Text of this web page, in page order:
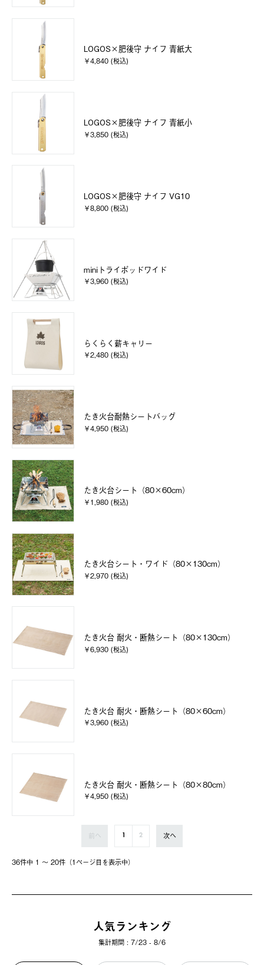
LOGOS×肥後守 ナイフ 青紙大
￥4,840 (税込)
LOGOS×肥後守 ナイフ 青紙小
￥3,850 (税込)
LOGOS×肥後守 ナイフ VG10
￥8,800 (税込)
miniトライポッドワイド
￥3,960 (税込)
らくらく薪キャリー
￥2,480 (税込)
たき火台耐熱シートバッグ
￥4,950 (税込)
たき火台シート（80×60cm）
￥1,980 (税込)
たき火台シート・ワイド（80×130cm）
￥2,970 (税込)
たき火台 耐火・断熱シート（80×130cm）
￥6,930 (税込)
たき火台 耐火・断熱シート（80×60cm）
￥3,960 (税込)
たき火台 耐火・断熱シート（80×80cm）
￥4,950 (税込)
36件中 1 〜 20件（1ページ⽬を表⽰中）
前へ 1 2 次へ
人気ランキング
集計期間 : 7/23 - 8/6